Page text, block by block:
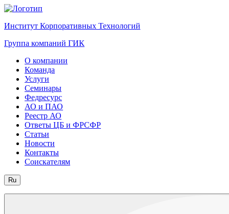
Институт Корпоративных Технологий
Группа компаний ГИК
О компании
Команда
Услуги
Семинары
Федресурс
АО и ПАО
Реестр АО
Ответы ЦБ и ФРСФР
Статьи
Новости
Контакты
Соискателям
Ru